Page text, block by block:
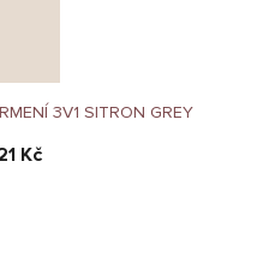
3V1 SITRON GREY
Kč